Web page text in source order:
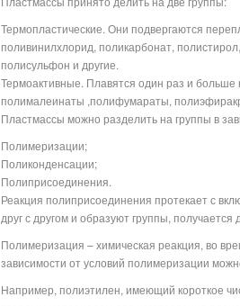
Термопластические. Они подвергаются
поливинилхлорид, поликарбонат,
полисульфон и другие.
Термоактивные. Плавятся один раз и
полималеинаты ,полифумараты,
Пластмассы можно разделить на группы в
Полимеризации;
Поликонденсации;
Полиприсоединения.
Реакция полиприсоединения протекает с
друг с другом и образуют группы,
Полимеризация – химическая реакция, во
зависимости от условий полимеризации
Например, полиэтилен, имеющий короткое